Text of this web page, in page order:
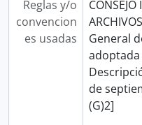
Reglas y/o
convencion
es usadas
General
de
(G)2]